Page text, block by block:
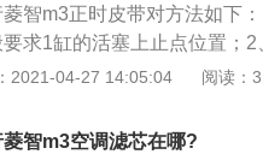
气发动机，最大功率83马力
传动系统均匹配一台5速手
企业、以及市、县乡基层政
智m3正时皮带对方法如下
求1缸的活塞上止点位置；
轮轴的分别对好两个凸轮轴
、6缸达到上止点。
2021-04-27 14:05:04 阅读：
智m3空调滤芯在哪?